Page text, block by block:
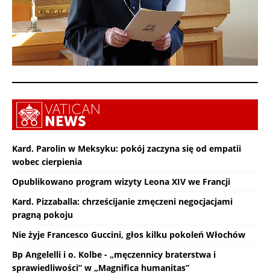
Kard. Parolin w Meksyku: pokój zaczyna się od empatii
wobec cierpienia
Opublikowano program wizyty Leona XIV we Francji
Kard. Pizzaballa: chrześcijanie zmęczeni negocjacjami
pragną pokoju
Nie żyje Francesco Guccini, głos kilku pokoleń Włochów
Bp Angelelli i o. Kolbe - „męczennicy braterstwa i
sprawiedliwości” w „Magnifica humanitas”